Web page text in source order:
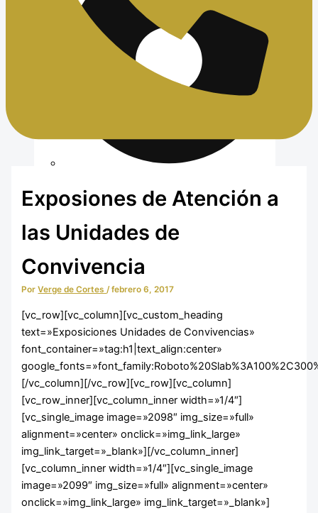
Integración Social
Exposiones de Atención a
las Unidades de
Convivencia
PorVerge de Cortes/febrero 6, 2017
[vc_row][vc_column][vc_custom_heading
text=»Exposiciones Unidades de Convivencias»
font_container=»tag:h1|text_align:center»
[/vc_column][/vc_row][vc_row][vc_column]
[vc_row_inner][vc_column_inner width=»1/4″]
[vc_single_image image=»2098″ img_size=»full»
alignment=»center» onclick=»img_link_large»
img_link_target=»_blank»][/vc_column_inner]
[vc_column_inner width=»1/4″][vc_single_image
image=»2099″ img_size=»full» alignment=»center»
onclick=»img_link_large» img_link_target=»_blank»]